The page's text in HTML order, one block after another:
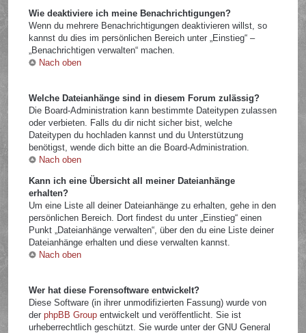
Wie deaktiviere ich meine Benachrichtigungen?
Wenn du mehrere Benachrichtigungen deaktivieren willst, so
kannst du dies im persönlichen Bereich unter „Einstieg“ –
„Benachrichtigen verwalten“ machen.
Nach oben
Welche Dateianhänge sind in diesem Forum zulässig?
Die Board-Administration kann bestimmte Dateitypen zulassen
oder verbieten. Falls du dir nicht sicher bist, welche
Dateitypen du hochladen kannst und du Unterstützung
benötigst, wende dich bitte an die Board-Administration.
Nach oben
Kann ich eine Übersicht all meiner Dateianhänge
erhalten?
Um eine Liste all deiner Dateianhänge zu erhalten, gehe in den
persönlichen Bereich. Dort findest du unter „Einstieg“ einen
Punkt „Dateianhänge verwalten“, über den du eine Liste deiner
Dateianhänge erhalten und diese verwalten kannst.
Nach oben
Wer hat diese Forensoftware entwickelt?
Diese Software (in ihrer unmodifizierten Fassung) wurde von
derphpBB Group entwickelt und veröffentlicht. Sie ist
urheberrechtlich geschützt. Sie wurde unter der GNU General